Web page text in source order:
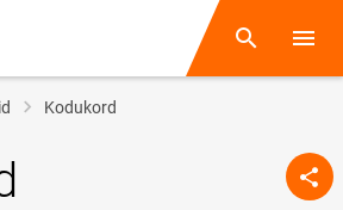
Otsing
Kodukord